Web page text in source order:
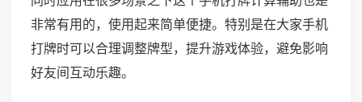
非常有用的，使用起来简单便捷。特别是在大家手机
打牌时可以合理调整牌型，提升游戏体验，避免影响
好友间互动乐趣。